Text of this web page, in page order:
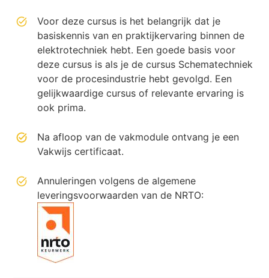
Voor deze cursus is het belangrijk dat je
basiskennis van en praktijkervaring binnen de
elektrotechniek hebt. Een goede basis voor
deze cursus is als je de cursus Schematechniek
voor de procesindustrie hebt gevolgd. Een
gelijkwaardige cursus of relevante ervaring is
ook prima.
Na afloop van de vakmodule ontvang je een
Vakwijs certificaat.
Annuleringen volgens de algemene
leveringsvoorwaarden van de NRTO: